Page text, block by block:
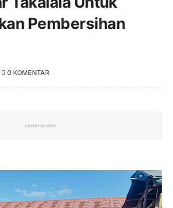
Pembersihan
0 KOMENTAR